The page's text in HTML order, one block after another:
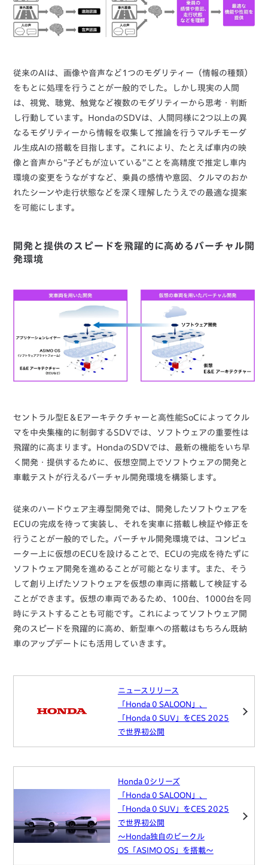
従来のAIは、画像や音声など1つのモダリティー（情報の種類）
をもとに処理を行うことが一般的でした。しかし現実の人間
は、視覚、聴覚、触覚など複数のモダリティーから思考・判断
し行動しています。HondaのSDVは、人間同様に2つ以上の異
なるモダリティーから情報を収集して推論を行うマルチモーダ
ル生成AIの搭載を目指します。これにより、たとえば車内の映
像と音声から“子どもが泣いている”ことを高精度で推定し車内
環境の変更をうながすなど、乗員の感情や意図、クルマのおか
れたシーンや走行状態などを深く理解したうえでの最適な提案
を可能にします。
開発と提供のスピードを飛躍的に高めるバーチャル開
発環境
セントラル型E＆Eアーキテクチャーと高性能SoCによってクル
マを中央集権的に制御するSDVでは、ソフトウェアの重要性は
飛躍的に高まります。HondaのSDVでは、最新の機能をいち早
く開発・提供するために、仮想空間上でソフトウェアの開発と
車載テストが行えるバーチャル開発環境を構築します。
従来のハードウェア主導型開発では、開発したソフトウェアを
ECUの完成を待って実装し、それを実車に搭載し検証や修正を
行うことが一般的でした。バーチャル開発環境では、コンピュ
ーター上に仮想のECUを設けることで、ECUの完成を待たずに
ソフトウェア開発を進めることが可能となります。また、そう
して創り上げたソフトウェアを仮想の車両に搭載して検証する
ことができます。仮想の車両であるため、100台、1000台を同
時にテストすることも可能です。これによってソフトウェア開
発のスピードを飛躍的に高め、新型車への搭載はもちろん既納
車のアップデートにも活用していきます。
ニュースリリース
「Honda 0 SALOON」、
「Honda 0 SUV」をCES 2025
で世界初公開
Honda 0シリーズ
「Honda 0 SALOON」、
「Honda 0 SUV」をCES 2025
で世界初公開
～Honda独自のビークル
OS「ASIMO OS」を搭載～